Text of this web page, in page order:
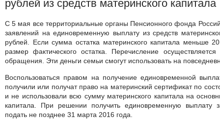
рублей из средств материнского капитала
C 5 мая все территориальные органы Пенсионного фонда
заявлений на единовременную выплату из средств
рублей. Если сумма остатка материнского капитала меньше
размер фактического остатка. Перечисление
обращения. Эти деньги семьи смогут использовать на
Воспользоваться правом на получение единовременной
получили или получат право на материнский сертификат по
и не использовали всю сумму материнского капитала на
капитала. При решении получить единовременную
подать не позднее 31 марта 2016 года.